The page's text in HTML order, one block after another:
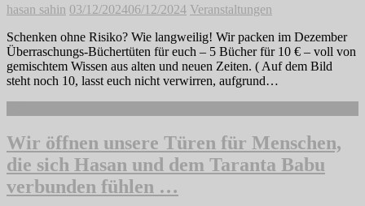
hasan sahin 03/12/202406/12/2024 Veranstaltungen
Schenken ohne Risiko? Wie langweilig! Wir packen im Dezember
Überraschungs-Büchertüten für euch – 5 Bücher für 10 € – voll von
gemischtem Wissen aus alten und neuen Zeiten. ( Auf dem Bild
steht noch 10, lasst euch nicht verwirren, aufgrund…
Wir öffnen unsere Türen für Menschen,
die sich Hasan und dem Taranta Babu
verbunden fühlen …